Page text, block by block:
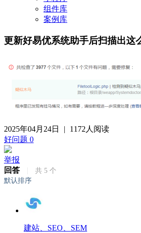
组件库
案例库
更新好易优系统助手后扫描出这
2025年04月24日 |
1172人阅读
好问题 0
举报
回答
共 5 个
默认排序
建站、SEO、SEM